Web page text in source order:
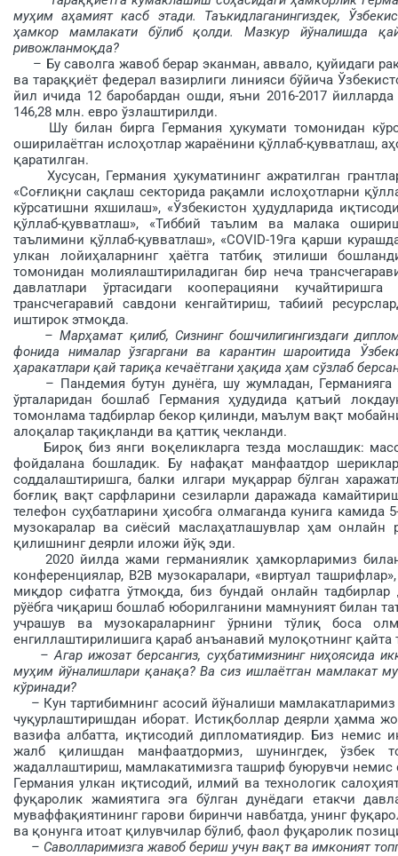
муҳим аҳа­мият касб этади. Таъкидлаганингиздек,
ҳамкор мамлакати бўлиб қолди. Мазкур йўналишда
ривожланмоқда?
– Бу саволга жавоб берар эканман, аввало, қуйидаги
ва тараққиёт федерал вазирлиги линияси бўйича
йил ичида 12 баробардан ошди, яъни 2016-2017
146,28 млн. евро ўзлаштирилди.
Шу билан бирга Германия ҳу­кумати томонидан
оширилаётган ислоҳотлар жараёнини қўллаб-қувватлаш,
қаратилган.
Хусусан, Германия ҳукуматининг ажратилган
«Соғлиқни сақлаш секторида ра­қамли ислоҳотларни
кўрсатишни яхшилаш», «Ўзбекистон ҳудудларида
қўллаб-қув­ватлаш», «Тиббий таълим ва малака
таълимини қўллаб-қув­ватлаш», «COVID-19га қарши
улкан лойиҳа­ларнинг ҳаётга татбиқ этилиши
томонидан молиялаштириладиган бир неча
давлатлари ўртасидаги кооперацияни
трансчегаравий савдони кенгайтириш, табиий
иштирок этмоқда.
– Марҳамат қилиб, Сизнинг бошчилигингиздаги
фонида нималар ўзгаргани ва карантин шароитида
ҳаракатлари қай тариқа кечаётгани ҳақида ҳам сўзлаб
– Пандемия бутун дунёга, шу жумладан, Германияга
ўрталаридан бошлаб Германия ҳудудида қатъий
томонлама тадбирлар бекор қилинди, маълум вақт
алоқалар тақиқ­ланди ва қаттиқ чекланди.
Бироқ биз янги воқеликларга тез­да мослашдик:
фойдалана бошладик. Бу нафа­қат манфаатдор
соддалаштиришга, балки илгари муқаррар бўлган
боғлиқ вақт сарфларини сезиларли даражада
телефон суҳ­батларини ҳи­собга олмаганда кунига камида
музокаралар ва сиёсий маслаҳатла­шувлар ҳам
қилишнинг деярли иложи йўқ эди.
2020 йилда жами германиялик ҳамкорларимиз билан
конференциялар, В2В музокаралари, «виртуал
миқдор сифатга ўтмоқда, биз бундай онлайн
рўёбга чиқариш бошлаб юборилганини мамнуният билан
учрашув ва музокараларнинг ўрнини тўлиқ боса
енгиллаштирилишига қараб анъанавий мулоқотнинг
– Агар ижозат берсангиз, суҳ­батимизнинг ниҳоясида
муҳим йўналишлари қанақа? Ва сиз ишлаётган мамлакат
кўринади?
– Кун тартибимнинг асосий йўналиши мамлакатларимиз
чуқурлаштиришдан иборат. Истиқболлар деярли ҳамма
вазифа албатта, иқтисодий дипломатиядир. Биз немис
жалб қилишдан манфаатдормиз, шунингдек, ўзбек
жадаллаштириш, мамлакатимизга ташриф буюрувчи
Германия улкан иқтисодий, илмий ва технологик
фуқаролик жамиятига эга бўл­ган дунёдаги етакчи
муваффақиятининг гарови би­ринчи навбатда, унинг
ва қонунга итоат қилувчилар бўлиб, фаол фуқаролик
– Саволларимизга жавоб бериш учун вақт ва имконият